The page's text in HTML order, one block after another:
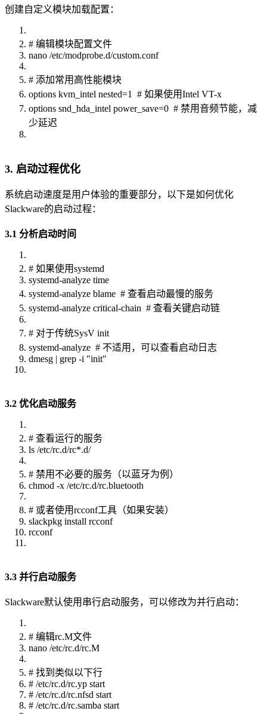
创建自定义模块加载配置：
# 编辑模块配置文件
nano /etc/modprobe.d/custom.conf
# 添加常用高性能模块
options kvm_intel nested=1 # 如果使用Intel VT-x
options snd_hda_intel power_save=0 # 禁用音频节能，减
少延迟
3. 启动过程优化
系统启动速度是用户体验的重要部分，以下是如何优化
Slackware的启动过程：
3.1 分析启动时间
# 如果使用systemd
systemd-analyze time
systemd-analyze blame # 查看启动最慢的服务
systemd-analyze critical-chain # 查看关键启动链
# 对于传统SysV init
systemd-analyze # 不适用，可以查看启动日志
dmesg | grep -i "init"
3.2 优化启动服务
# 查看运行的服务
ls /etc/rc.d/rc*.d/
# 禁用不必要的服务（以蓝牙为例）
chmod -x /etc/rc.d/rc.bluetooth
# 或者使用rcconf工具（如果安装）
slackpkg install rcconf
rcconf
3.3 并行启动服务
Slackware默认使用串行启动服务，可以修改为并行启动：
# 编辑rc.M文件
nano /etc/rc.d/rc.M
# 找到类似以下行
# /etc/rc.d/rc.yp start
# /etc/rc.d/rc.nfsd start
# /etc/rc.d/rc.samba start